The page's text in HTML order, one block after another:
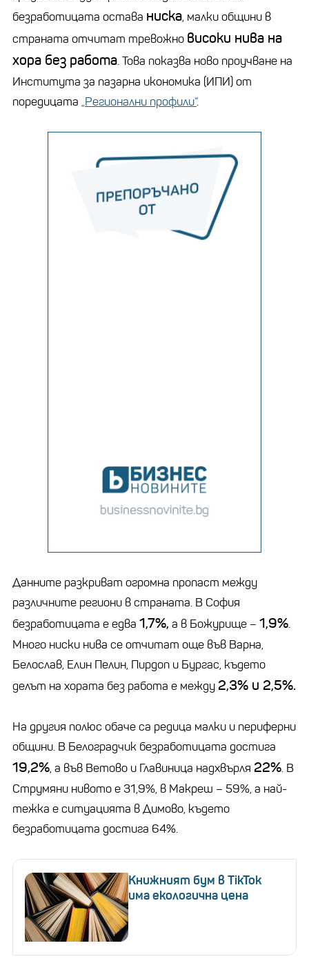
безработицата остава ниска, малки общини в
страната отчитат тревожно високи нива на
хора без работа. Това показва ново проучване на
Института за пазарна икономика (ИПИ) от
поредицата „Регионални профили“.
Данните разкриват огромна пропаст между
различните региони в страната. В София
безработицата е едва 1,7%, а в Божурище – 1,9%.
Много ниски нива се отчитат още във Варна,
Белослав, Елин Пелин, Пирдоп и Бургас, където
делът на хората без работа е между 2,3% и 2,5%.
На другия полюс обаче са редица малки и периферни
общини. В Белоградчик безработицата достига
19,2%, а във Ветово и Главиница надхвърля 22%. В
Струмяни нивото е 31,9%, в Макреш – 59%, а най-
тежка е ситуацията в Димово, където
безработицата достига 64%.
Книжният бум в TikTok
има екологична цена